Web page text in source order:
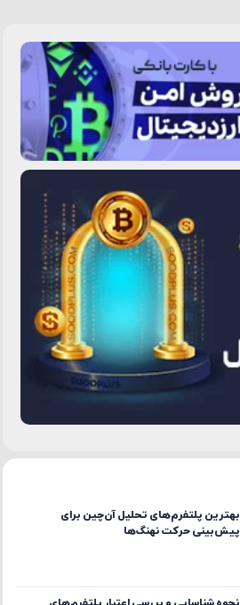
بهترین پلتفرم‌های تحلیل آن‌چین برای
پیش‌بینی حرکت نهنگ‌ها